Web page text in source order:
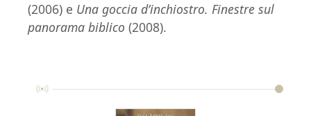
(2006) e Una goccia d’inchiostro. Finestre sul
panorama biblico (2008).